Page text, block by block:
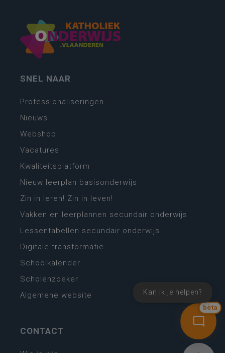
bèta
Kan ik je helpen?
SNEL NAAR
Professionaliseringen
Nieuws
Webshop
Vacatures
Kwaliteitsplatform
Nieuw leerplan basisonderwijs
Zin in leren! Zin in leven!
Vakken en leerplannen secundair onderwijs
Lessentabellen secundair onderwijs
Digitale transformatie
Schoolkalender
Scholenzoeker
Algemene website
CONTACT